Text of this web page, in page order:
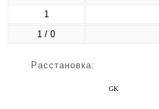
1
1 / 0
Расстановка:
GK